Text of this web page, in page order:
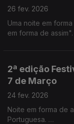
26 fev. 2026
Uma noite em
em forma de
2ª edição
7 de Março
24 fev. 2026
Noite em forma de
Portuguesa.